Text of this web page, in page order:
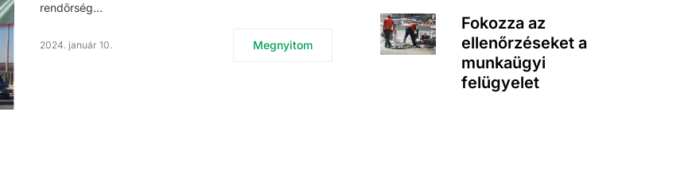
rendőrség…
2024. január 10. Megnyitom
Fokozza az
ellenőrzéseket a
munkaügyi
felügyelet